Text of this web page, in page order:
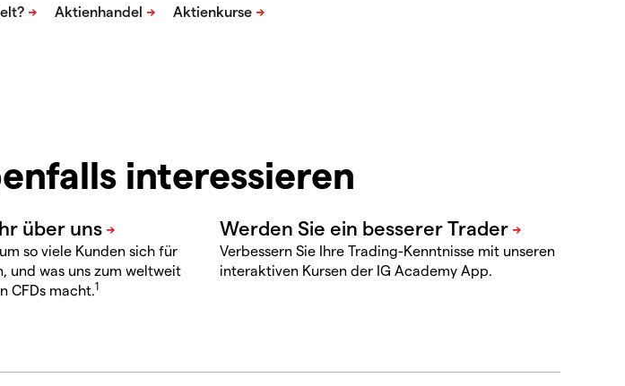
interessieren
so viele Kunden sich für
und was uns zum weltweit
CFDs macht.1
Verbessern Sie Ihre Trading-Kenntnisse mit unseren
interaktiven Kursen der IG Academy App.